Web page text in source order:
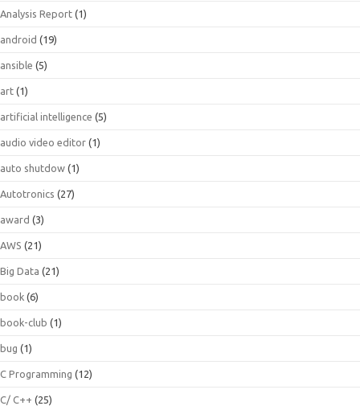
Analysis Report (1)
android (19)
ansible (5)
art (1)
artificial intelligence (5)
audio video editor (1)
auto shutdow (1)
Autotronics (27)
award (3)
AWS (21)
Big Data (21)
book (6)
book-club (1)
bug (1)
C Programming (12)
C/ C++ (25)